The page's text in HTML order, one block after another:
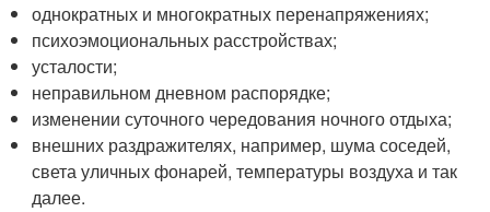
однократных и многократных перенапряжениях;
психоэмоциональных расстройствах;
усталости;
неправильном дневном распорядке;
изменении суточного чередования ночного отдыха;
внешних раздражителях, например, шума соседей,
света уличных фонарей, температуры воздуха и так
далее.